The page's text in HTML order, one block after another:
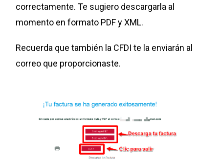
correctamente. Te sugiero descargarla al
momento en formato PDF y XML.
Recuerda que también la CFDI te la enviarán al
correo que proporcionaste.